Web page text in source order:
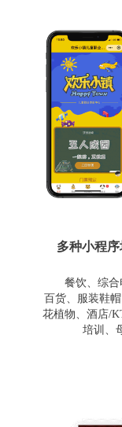
多种小程
餐饮、综
百货、服装鞋
花植物、酒店/
培训、